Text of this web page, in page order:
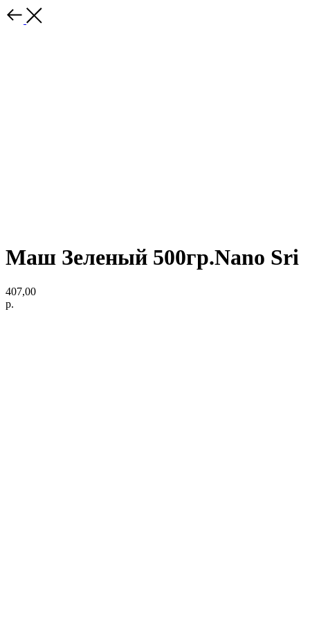
Маш Зеленый 500гр.Nano Sri
407,00
р.